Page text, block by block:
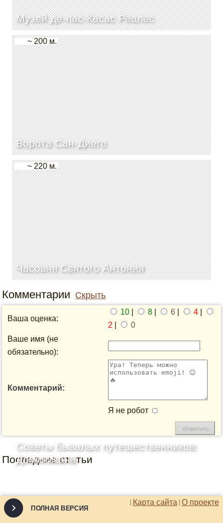
Музей де-лас-Касас Реалес
Ворота Сан-Диего
~ 200 м.
Часовня Святого Антония
~ 220 м.
Комментарии Скрыть
Ваша оценка:
10 8 6 4
2
0
Ваше имя (не
обязательно):
Комментарий:
Я не робот
Последние статьи
Советы бывалых путешественников:
Доминикана
О проекте
Карта сайта
ПОЛНАЯ ВЕРСИЯ